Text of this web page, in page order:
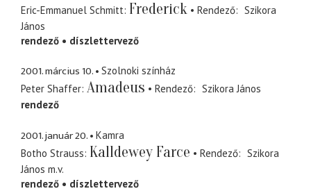
Eric-Emmanuel Schmitt Frederick Rendező
Szikora
János
rendező
díszlettervező
2001. március 10.
Szolnoki színház
Peter Shaffer Amadeus Rendező
Szikora János
rendező
2001. január 20.
Kamra
Botho Strauss Kalldewey Farce Rendező
Szikora
János m.v.
rendező
díszlettervező